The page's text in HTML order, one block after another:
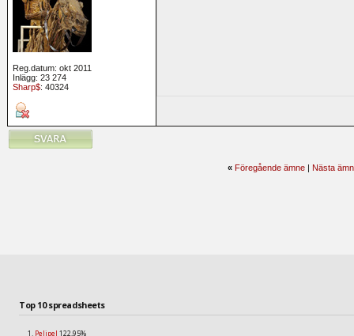
Reg.datum: okt 2011
Inlägg: 23 274
Sharp$: 40324
« Föregående ämne| Nästa
Top 10 spreadsheets
Pelipel 122,95%